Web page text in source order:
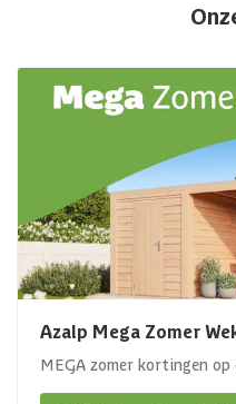
Azalp Mega Zomer
MEGA zomer kortingen